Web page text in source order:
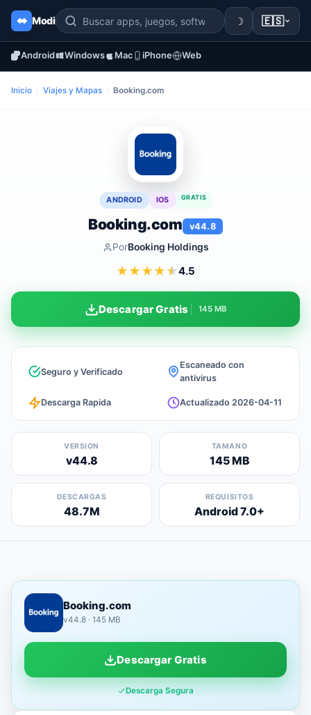
Modi ☽ 🇪🇸
Android Windows Mac iPhone Web
Inicio / Viajes y Mapas / Booking.com
ANDROID IOS GRATIS
Booking.com v44.8
PorBooking Holdings
★★★★★4.5
Descargar Gratis 145 MB
Seguro y Verificado
Escaneado con
antivirus
Descarga Rapida Actualizado 2026-04-11
VERSION
v44.8
TAMANO
145 MB
DESCARGAS
48.7M
REQUISITOS
Android 7.0+
Booking.com
v44.8 · 145 MB
Descargar Gratis
Descarga Segura